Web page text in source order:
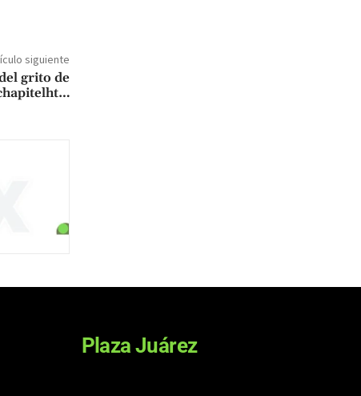
siguiente
grito de
Plaza Juárez